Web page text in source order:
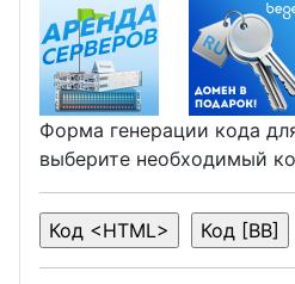
Форма генерации кода
выберите необходимый